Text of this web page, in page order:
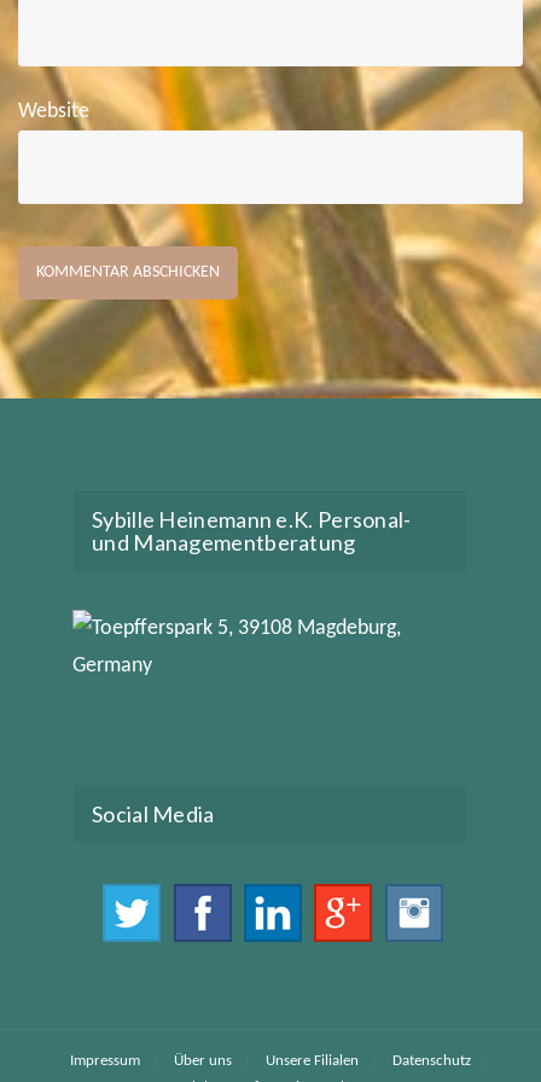
Website
Sybille Heinemann e.K. Personal-
und Managementberatung
Social Media
Impressum Über uns Unsere Filialen
Datenschutz